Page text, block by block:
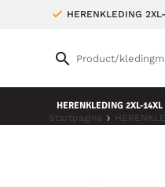
HERENKLEDING
HERENKLEDING 2XL-14XL
Startpagina